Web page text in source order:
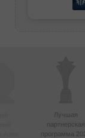
Лучшая
партнерская
программа